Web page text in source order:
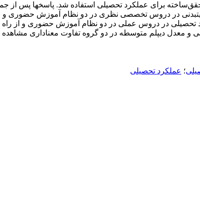
در دروس تخصصی نظری در دو نظام آموزش حضوری
در دروس عملی در دو نظام آموزش حضوری و از راه
معدل دیپلم متوسطه در دو گروه تفاوت معناداری مشاهده
؛ عملکرد تحصیلی